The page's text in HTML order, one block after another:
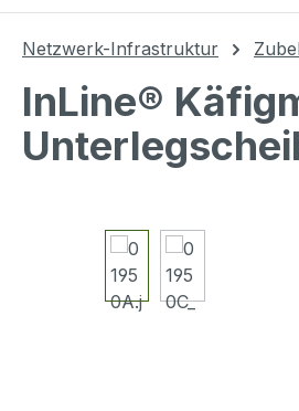
Netzwerk-Infrastruktur
InLine®
Bildergalerie überspringen